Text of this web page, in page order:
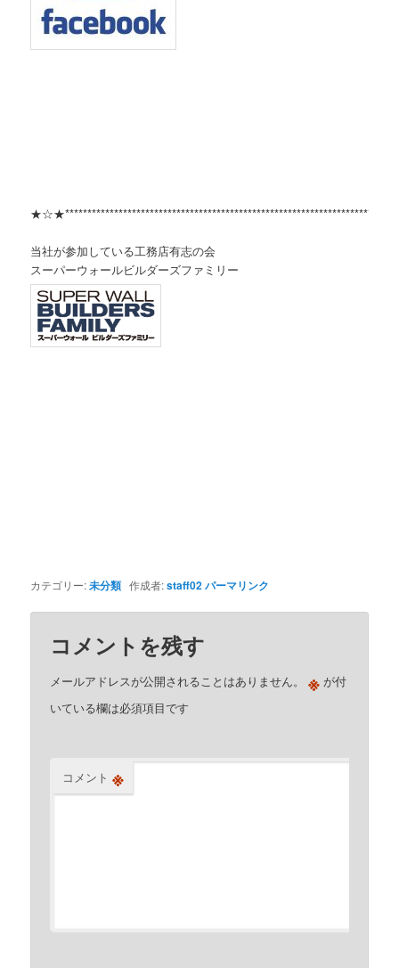
当社が参加している工務店有志の会
スーパーウォールビルダーズファミリー
カテゴリー:未分類 作成者:staff02パーマリンク
コメントを残す
メールアドレスが公開されることはありません。 ※ が付
いている欄は必須項目です
コメント ※